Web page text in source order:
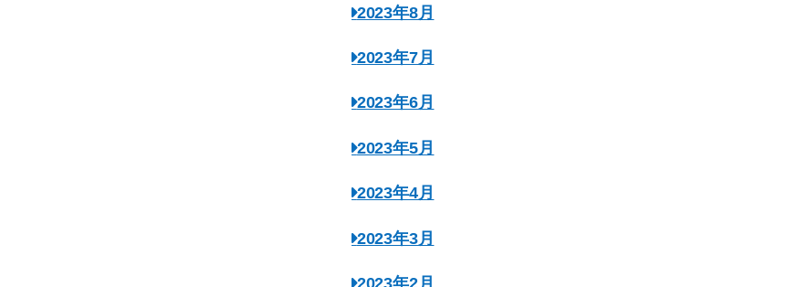
2023年8月
2023年7月
2023年6月
2023年5月
2023年4月
2023年3月